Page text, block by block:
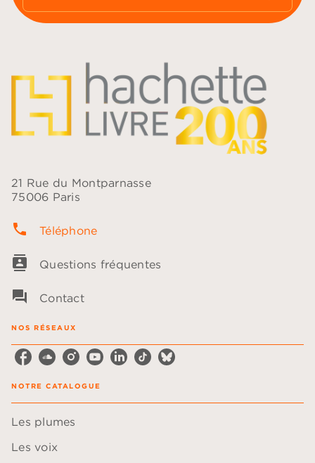
21 Rue du Montparnasse
75006 Paris
phone Téléphone
contacts Questions fréquentes
question_answer Contact
NOS RÉSEAUX
NOTRE CATALOGUE
Les plumes
Les voix